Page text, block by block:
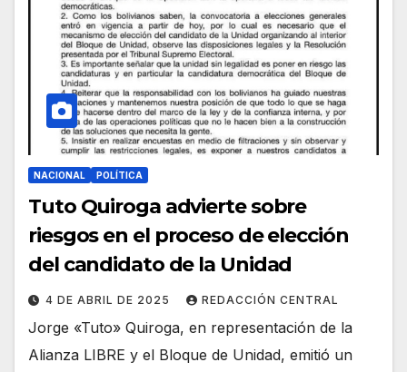
NACIONAL POLÍTICA
Tuto Quiroga advierte sobre
riesgos en el proceso de elección
del candidato de la Unidad
4 DE ABRIL DE 2025 REDACCIÓN CENTRAL
Jorge «Tuto» Quiroga, en representación de la
Alianza LIBRE y el Bloque de Unidad, emitió un